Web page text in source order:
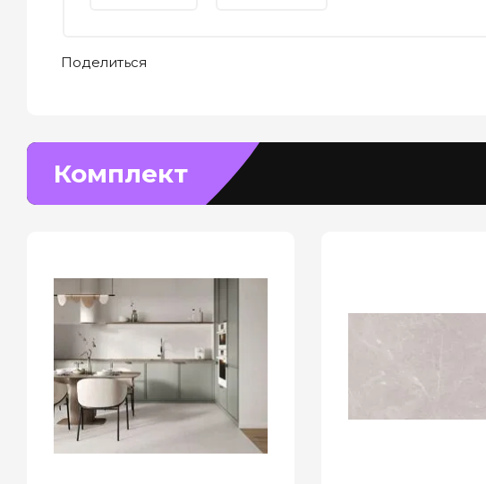
Поделиться
Комплект